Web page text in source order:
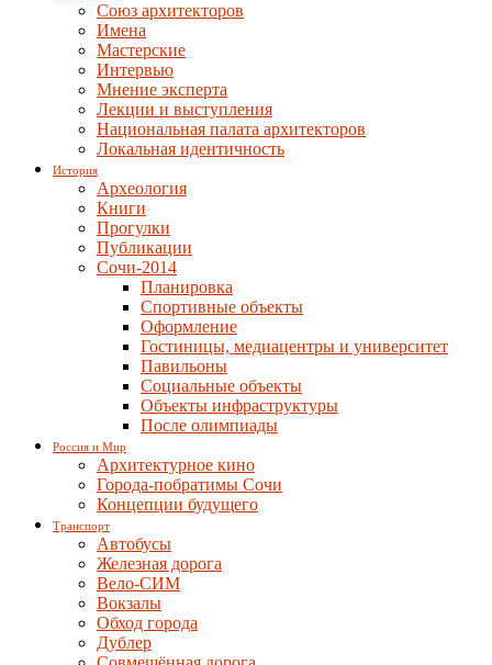
Союз архитекторов
Имена
Мастерские
Интервью
Мнение эксперта
Лекции и выступления
Национальная палата архитекторов
Локальная идентичность
История
Археология
Книги
Прогулки
Публикации
Сочи-2014
Планировка
Спортивные объекты
Оформление
Гостиницы, медиацентры и университет
Павильоны
Социальные объекты
Объекты инфраструктуры
После олимпиады
Россия и Мир
Архитектурное кино
Города-побратимы Сочи
Концепции будущего
Транспорт
Автобусы
Железная дорога
Вело-СИМ
Вокзалы
Обход города
Дублер